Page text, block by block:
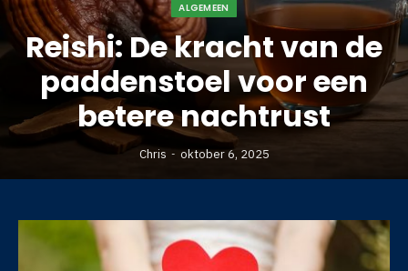
ALGEMEEN
Reishi: De kracht van de
paddenstoel voor een
betere nachtrust
Chris oktober 6, 2025